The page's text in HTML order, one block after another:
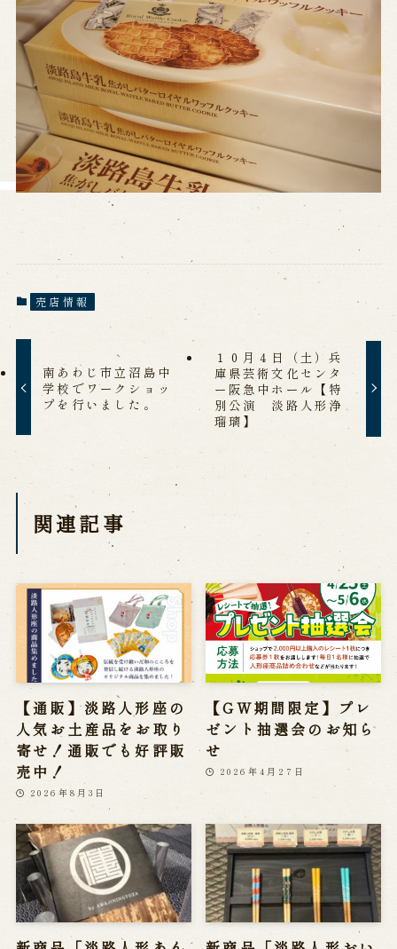
売店情報
南あわじ市立沼島中
学校でワークショッ
プを行いました。
１０月４日（土）兵
庫県芸術文化センタ
ー阪急中ホール【特
別公演 淡路人形浄
瑠璃】
関連記事
【通販】淡路人形座の
人気お土産品をお取り
寄せ！通販でも好評販
売中！
2026年8月3日
【GW期間限定】プレ
ゼント抽選会のお知ら
せ
2026年4月27日